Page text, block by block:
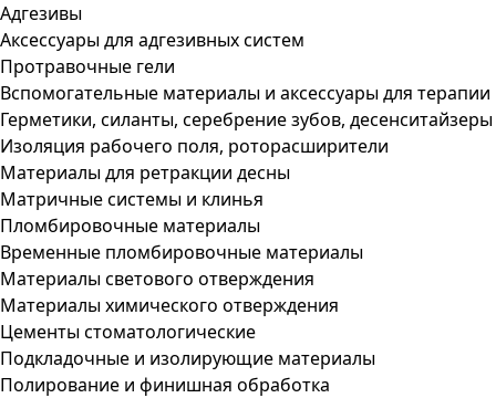
Адгезивы
Аксессуары для адгезивных систем
Протравочные гели
Вспомогательные материалы и аксессуары для терапии
Герметики, силанты, серебрение зубов, десенситайзеры
Изоляция рабочего поля, роторасширители
Материалы для ретракции десны
Матричные системы и клинья
Пломбировочные материалы
Временные пломбировочные материалы
Материалы светового отверждения
Материалы химического отверждения
Цементы стоматологические
Подкладочные и изолирующие материалы
Полирование и финишная обработка